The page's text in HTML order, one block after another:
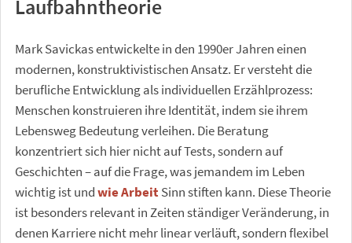
Laufbahntheorie
Mark Savickas entwickelte in den 1990er Jahren einen
modernen, konstruktivistischen Ansatz. Er versteht die
berufliche Entwicklung als individuellen Erzählprozess:
Menschen konstruieren ihre Identität, indem sie ihrem
Lebensweg Bedeutung verleihen. Die Beratung
konzentriert sich hier nicht auf Tests, sondern auf
Geschichten – auf die Frage, was jemandem im Leben
wichtig ist undwie Arbeit Sinn stiften kann. Diese Theorie
ist besonders relevant in Zeiten ständiger Veränderung, in
denen Karriere nicht mehr linear verläuft, sondern flexibel